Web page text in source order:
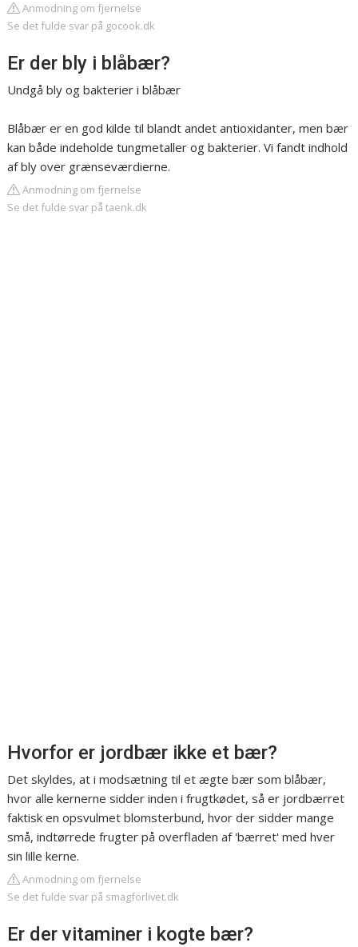
Anmodning om fjernelse
Se det fulde svar på gocook.dk
Er der bly i blåbær?
Undgå bly og bakterier i blåbær
Blåbær er en god kilde til blandt andet antioxidanter, men bær
kan både indeholde tungmetaller og bakterier. Vi fandt indhold
af bly over grænseværdierne.
Anmodning om fjernelse
Se det fulde svar på taenk.dk
Hvorfor er jordbær ikke et bær?
Det skyldes, at i modsætning til et ægte bær som blåbær,
hvor alle kernerne sidder inden i frugtkødet, så er jordbærret
faktisk en opsvulmet blomsterbund, hvor der sidder mange
små, indtørrede frugter på overfladen af 'bærret' med hver
sin lille kerne.
Anmodning om fjernelse
Se det fulde svar på smagforlivet.dk
Er der vitaminer i kogte bær?